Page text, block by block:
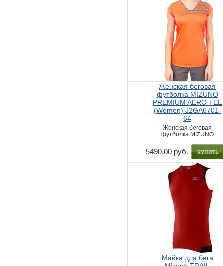
Женская беговая
футболка MIZUNO
PREMIUM AERO TEE
(Women) J2GA6701-
64
Женская беговая
футболка MIZUNO
5490,00 руб. купить
Майка для бега